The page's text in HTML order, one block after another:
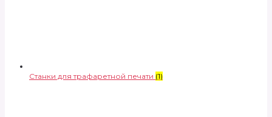
Станки для трафаретной печати (1)